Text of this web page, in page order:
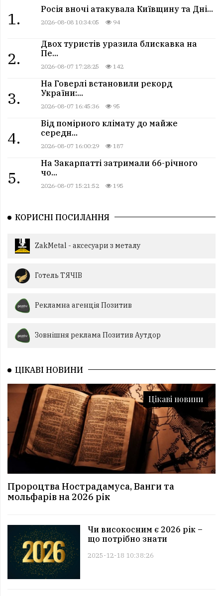
1.
Росія вночі атакувала Київщину та Дні...
2026-08-08 10:34:05 94
2.
Двох туристів уразила блискавка на
Пе...
2026-08-07 17:28:25 142
3.
На Говерлі встановили рекорд
України:...
2026-08-07 16:45:36 95
4.
Від помірного клімату до майже
середн...
2026-08-07 16:00:29 187
5.
На Закарпатті затримали 66-річного
чо...
2026-08-07 15:21:52 195
КОРИСНІ ПОСИЛАННЯ
ZakMetal - аксесуари з металу
Готель ТЯЧІВ
Рекламна агенція Позитив
Зовнішня реклама Позитив Аутдор
ЦІКАВІ НОВИНИ
Цікаві новини
Пророцтва Нострадамуса, Ванги та
мольфарів на 2026 рік
Чи високосним є 2026 рік –
що потрібно знати
2025-12-18 10:38:26